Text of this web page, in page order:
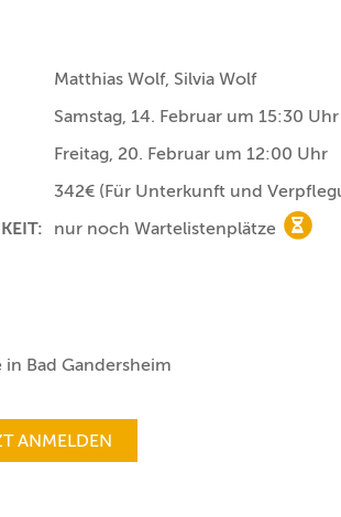
Matthias Wolf, Silvia Wolf
Samstag, 14. Februar um 15:30 Uhr
Freitag, 20. Februar um 12:00 Uhr
342€ (Für Unterkunft und
nur noch Wartelistenplätze nur
in Bad Gandersheim
ANMELDEN